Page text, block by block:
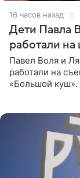
16 часов назад
Дети Павла
работали
Павел Воля и
работали на
«Большой куш».